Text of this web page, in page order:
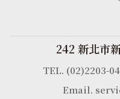
242 新北市
TEL. (02)2203-
Email.